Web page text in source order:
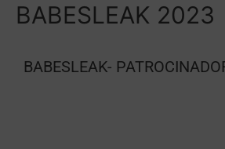
BABESLEAK 2023
BABESLEAK-